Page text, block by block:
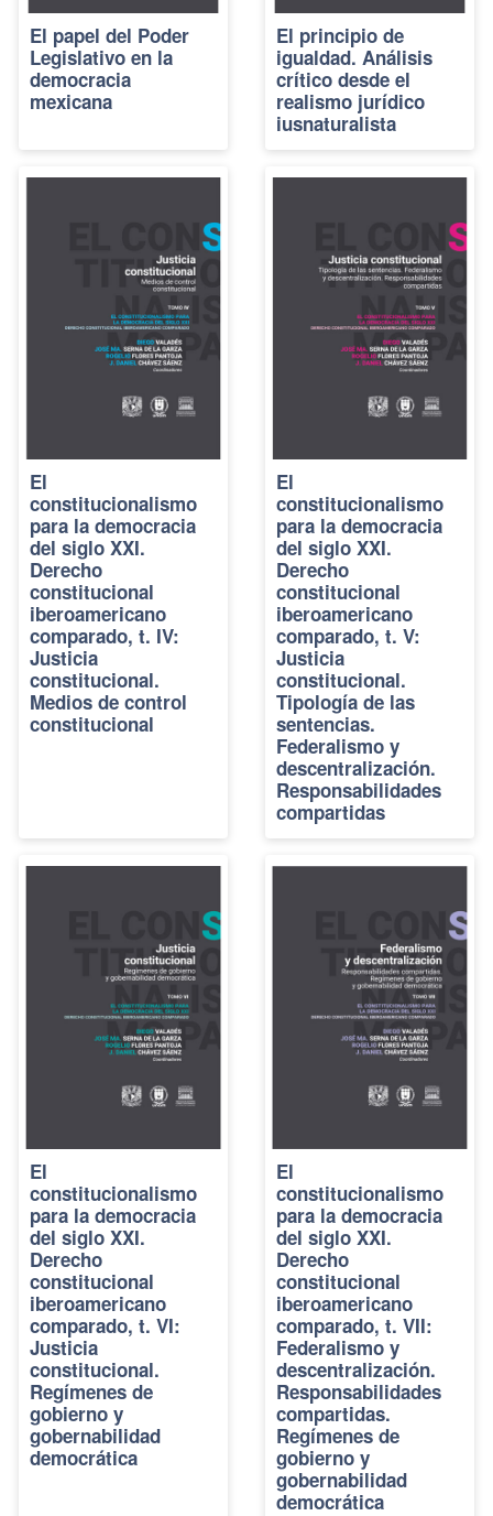
El papel del Poder
Legislativo en la
democracia
mexicana
El principio de
igualdad. Análisis
crítico desde el
realismo jurídico
iusnaturalista
El
constitucionalismo
para la democracia
del siglo XXI.
Derecho
constitucional
iberoamericano
comparado, t. IV:
Justicia
constitucional.
Medios de control
constitucional
El
constitucionalismo
para la democracia
del siglo XXI.
Derecho
constitucional
iberoamericano
comparado, t. V:
Justicia
constitucional.
Tipología de las
sentencias.
Federalismo y
descentralización.
Responsabilidades
compartidas
El
constitucionalismo
para la democracia
del siglo XXI.
Derecho
constitucional
iberoamericano
comparado, t. VI:
Justicia
constitucional.
Regímenes de
gobierno y
gobernabilidad
democrática
El
constitucionalismo
para la democracia
del siglo XXI.
Derecho
constitucional
iberoamericano
comparado, t. VII:
Federalismo y
descentralización.
Responsabilidades
compartidas.
Regímenes de
gobierno y
gobernabilidad
democrática